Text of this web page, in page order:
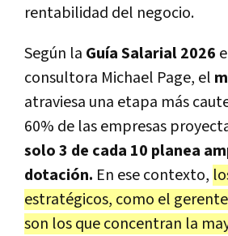
rentabilidad del negocio.
Según la Guía Salarial 2026
consultora Michael Page, el
atraviesa una etapa más
60% de las empresas
solo 3 de cada 10 planea
dotación. En ese contexto,
estratégicos, como el
son los que concentran la